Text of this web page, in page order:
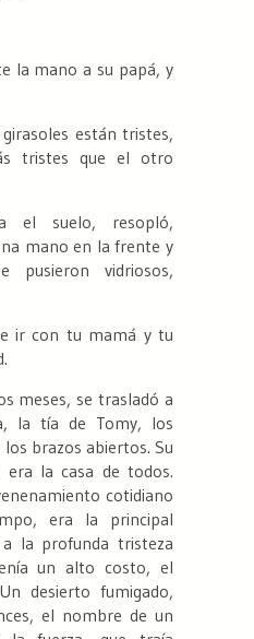
la mano a su papá, y
están tristes,
tristes que el otro
el suelo, resopló,
mano en la frente y
pusieron vidriosos,
ir con tu mamá y tu
meses, se trasladó a
la tía de Tomy, los
brazos abiertos. Su
era la casa de todos.
cotidiano
era la principal
la profunda tristeza
un alto costo, el
desierto fumigado,
el nombre de un